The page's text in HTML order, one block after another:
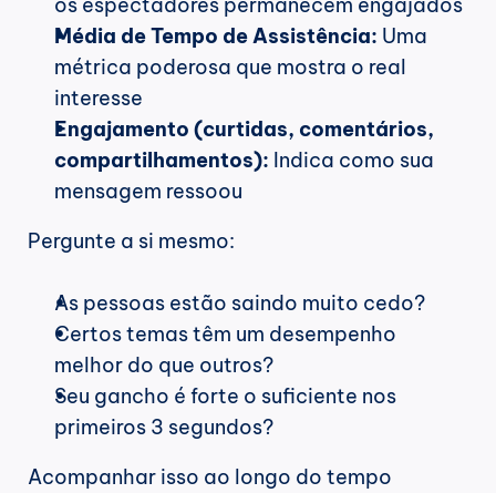
Média de Tempo de Assistência: Uma
métrica poderosa que mostra o real
interesse
Engajamento (curtidas, comentários,
compartilhamentos): Indica como sua
mensagem ressoou
Pergunte a si mesmo:
As pessoas estão saindo muito cedo?
Certos temas têm um desempenho
melhor do que outros?
Seu gancho é forte o suficiente nos
primeiros 3 segundos?
Acompanhar isso ao longo do tempo